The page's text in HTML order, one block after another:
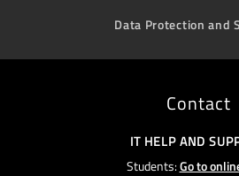
Data Protection and
Contact
IT HELP AND
Students:Go to